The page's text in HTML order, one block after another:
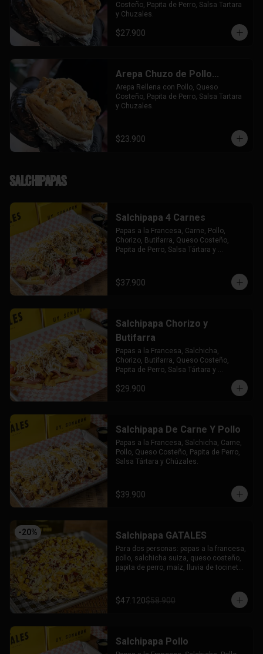
Costeño, Papita de Perro, Salsa Tartara
y Chuzales.
$27.900
Arepa Chuzo de Pollo...
Arepa Rellena con Pollo, Queso
Costeño, Papita de Perro, Salsa Tartara
y Chuzales.
$23.900
Salchipapas
Salchipapa 4 Carnes
Papas a la Francesa, Carne, Pollo,
Chorizo, Butifarra, Queso Costeño,
Papita de Perro, Salsa Tártara y
$37.900
Salchipapa Chorizo y
Butifarra
Papas a la Francesa, Salchicha,
Chorizo, Butifarra, Queso Costeño,
Papita de Perro, Salsa Tártara y
$29.900
Salchipapa De Carne Y Pollo
Papas a la Francesa, Salchicha, Carne,
Pollo, Queso Costeño, Papita de Perro,
Salsa Tártara y Chúzales.
$39.900
-20% Salchipapa GATALES
Para dos personas: papas a la francesa,
pollo, salchicha suiza, queso costeño,
papita de perro, maíz, lluvia de tocineta,
$47.120$58.900
Salchipapa Pollo